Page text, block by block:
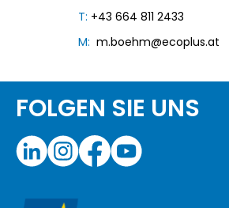
T: +43 664 811 2433
M: m.boehm@ecoplus.at
FOLGEN SIE UNS